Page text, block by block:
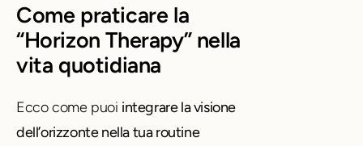
Come praticare la
“Horizon Therapy” nella
vita quotidiana
Ecco come puoi integrare la visione
dell’orizzonte nella tua routine